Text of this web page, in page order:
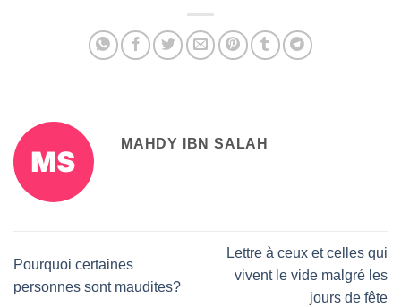
MAHDY IBN SALAH
Pourquoi certaines
personnes sont maudites?
Lettre à ceux et celles qui
vivent le vide malgré les
jours de fête